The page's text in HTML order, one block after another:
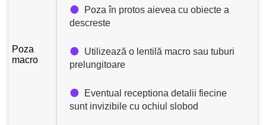
Poza
macro
Poza în protos aievea cu obiecte a
descreste
Utilizează o lentilă macro sau tuburi
prelungitoare
Eventual receptiona detalii fiecine
sunt invizibile cu ochiul slobod